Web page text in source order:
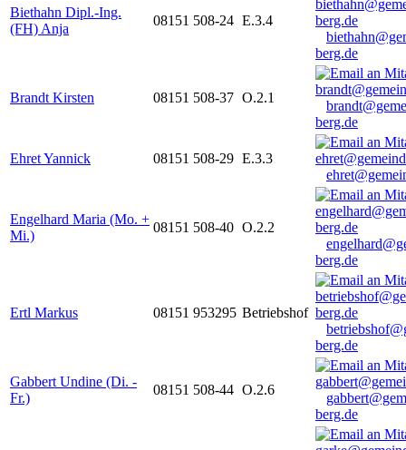
Biethahn Dipl.-Ing.
(FH) Anja
08151 508-24 E.3.4
berg.de
Brandt Kirsten 08151 508-37 O.2.1
berg.de
Ehret Yannick 08151 508-29 E.3.3
Engelhard Maria (Mo. +
Mi.)
08151 508-40 O.2.2
berg.de
Ertl Markus 08151 953295 Betriebshof
berg.de
Gabbert Undine (Di. -
Fr.)
08151 508-44 O.2.6
berg.de